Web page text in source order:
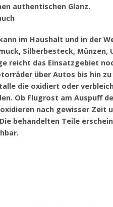
authentischen Glanz.
im Haushalt und in der
Silberbesteck, Münzen,
reicht das Einsatzgebiet
über Autos bis hin
die oxidiert oder
Ob Flugrost am Auspuff
nach gewisser Zeit
behandelten Teile